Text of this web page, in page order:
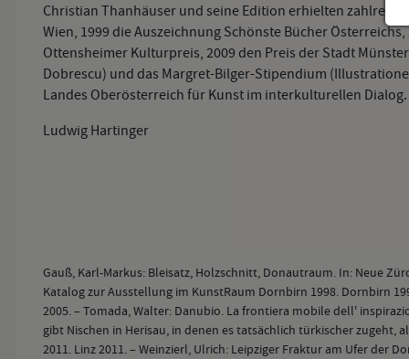
Christian Thanhäuser und seine Edition erhielten
Wien, 1999 die Auszeichnung Schönste Bücher
Ottensheimer Kulturpreis, 2009 den Preis der Stadt
Dobrescu) und das Margret-Bilger-Stipendium
Landes Oberösterreich für Kunst im interkulturellen Dialog.
Ludwig Hartinger
Gauß, Karl-Markus: Bleisatz, Holzschnitt, Donautraum. In: Neue
Katalog zur Ausstellung im KunstRaum Dornbirn 1998. Dornbirn
2005. – Tomada, Walter: Danubio. La frontiera mobile dell'
gibt Nischen in Herisau, in denen es tatsächlich türkischer zugeht,
2011. Linz 2011. – Weinzierl, Ulrich: Leipziger Fraktur am Ufer der